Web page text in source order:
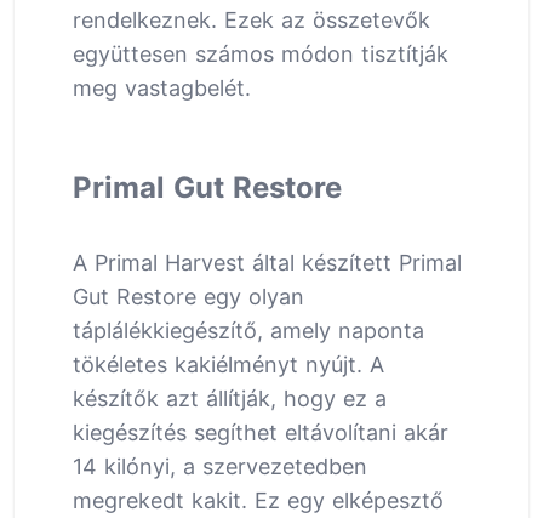
rendelkeznek. Ezek az összetevők
együttesen számos módon tisztítják
meg vastagbelét.
Primal Gut Restore
A Primal Harvest által készített Primal
Gut Restore egy olyan
táplálékkiegészítő, amely naponta
tökéletes kakiélményt nyújt. A
készítők azt állítják, hogy ez a
kiegészítés segíthet eltávolítani akár
14 kilónyi, a szervezetedben
megrekedt kakit. Ez egy elképesztő